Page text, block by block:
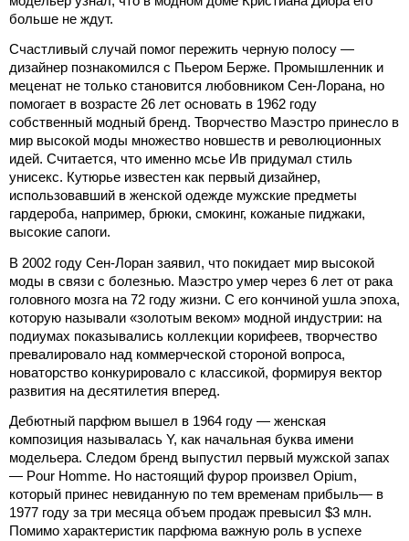
больше не ждут.
Счастливый случай помог пережить черную полосу —
дизайнер познакомился с Пьером Берже. Промышленник и
меценат не только становится любовником Сен-Лорана, но
помогает в возрасте 26 лет основать в 1962 году
собственный модный бренд. Творчество Маэстро принесло в
мир высокой моды множество новшеств и революционных
идей. Считается, что именно мсье Ив придумал стиль
унисекс. Кутюрье известен как первый дизайнер,
использовавший в женской одежде мужские предметы
гардероба, например, брюки, смокинг, кожаные пиджаки,
высокие сапоги.
В 2002 году Сен-Лоран заявил, что покидает мир высокой
моды в связи с болезнью. Маэстро умер через 6 лет от рака
головного мозга на 72 году жизни. С его кончиной ушла эпоха,
которую называли «золотым веком» модной индустрии: на
подиумах показывались коллекции корифеев, творчество
превалировало над коммерческой стороной вопроса,
новаторство конкурировало с классикой, формируя вектор
развития на десятилетия вперед.
композиция называлась Y, как начальная буква имени
модельера. Следом бренд выпустил первый мужской запах
— Pour Homme. Но настоящий фурор произвел Opium,
который принес невиданную по тем временам прибыль— в
1977 году за три месяца объем продаж превысил $3 млн.
Помимо характеристик парфюма важную роль в успехе